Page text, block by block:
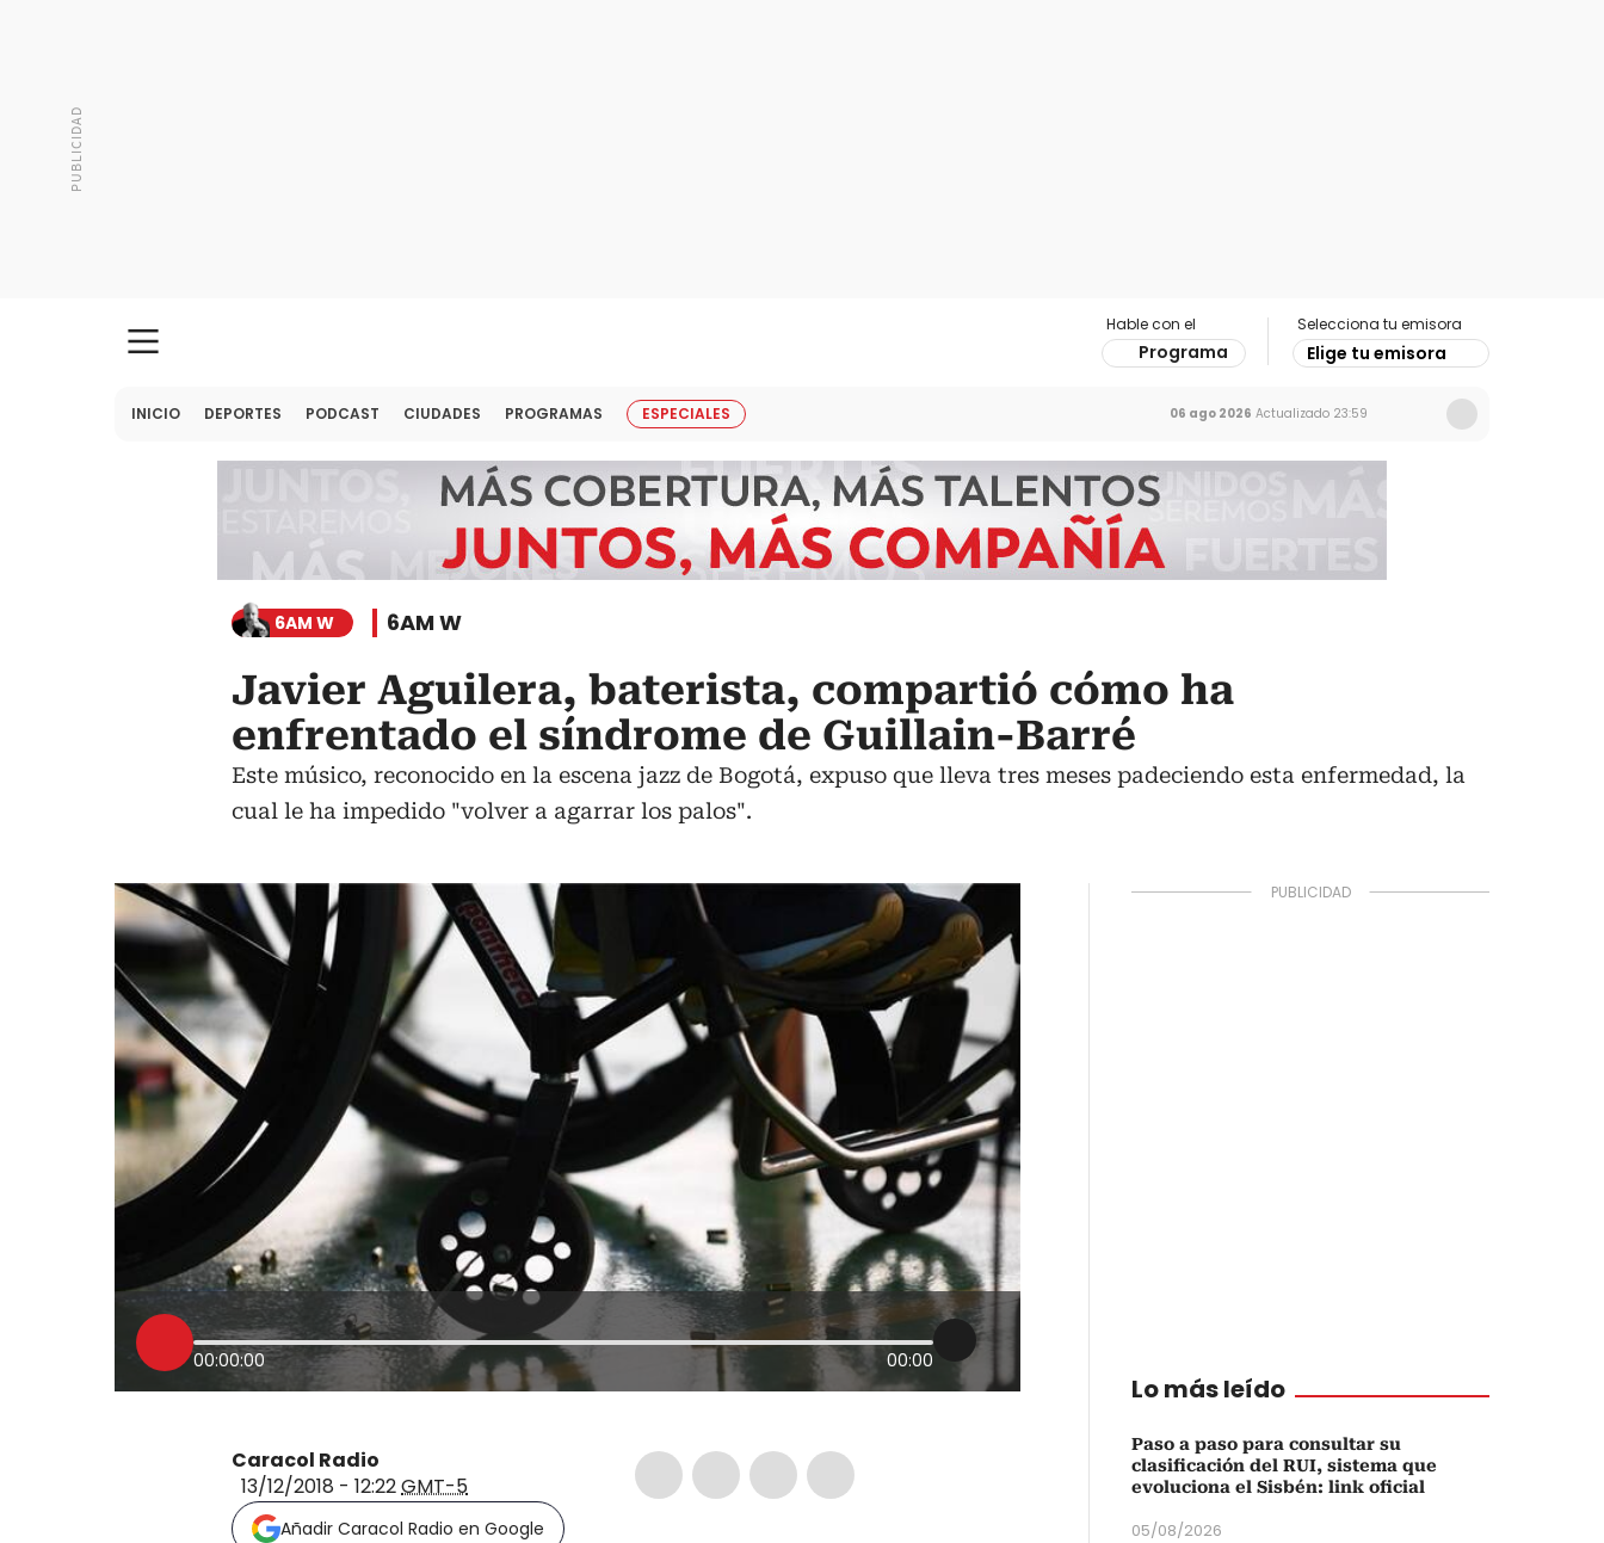
Hable con el
Programa
Selecciona tu emisora
Elige tu emisora
INICIO DEPORTES PODCAST CIUDADES PROGRAMAS ESPECIALES 06 ago 2026 Actualizado 23:59
6AM W 6AM W
Javier Aguilera, baterista, compartió cómo ha
enfrentado el síndrome de Guillain-Barré
Este músico, reconocido en la escena jazz de Bogotá, expuso que lleva tres meses padeciendo esta enfermedad, la
cual le ha impedido "volver a agarrar los palos".
00:00:00 00:00
Caracol Radio
13/12/2018 - 12:22GMT-5
Añadir Caracol Radio en Google
Lo más leído
Paso a paso para consultar su
clasificación del RUI, sistema que
evoluciona el Sisbén: link oficial
05/08/2026